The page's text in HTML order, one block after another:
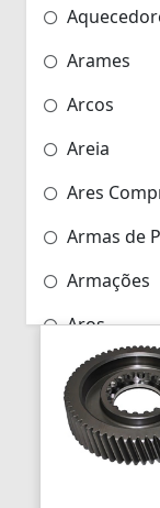
Arames
Arcos
Areia
Ares
Armas de
Armações
Aros
Aros
Arrastes
Arruelas